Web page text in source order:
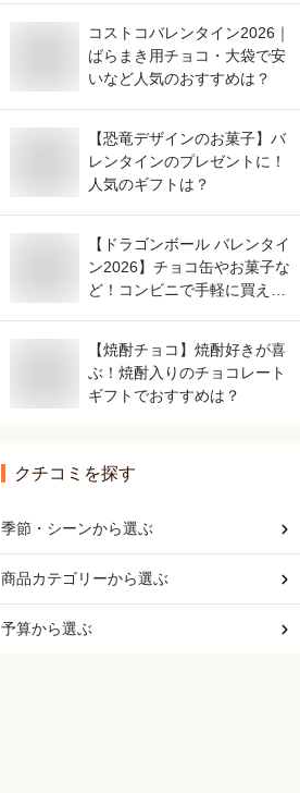
コストコバレンタイン2026｜
ばらまき用チョコ・大袋で安
いなど人気のおすすめは？
【恐竜デザインのお菓子】バ
レンタインのプレゼントに！
人気のギフトは？
【ドラゴンボール バレンタイ
ン2026】チョコ缶やお菓子な
ど！コンビニで手軽に買える
【焼酎チョコ】焼酎好きが喜
ぶ！焼酎入りのチョコレート
ギフトでおすすめは？
クチコミを探す
季節・シーンから選ぶ
商品カテゴリーから選ぶ
予算から選ぶ